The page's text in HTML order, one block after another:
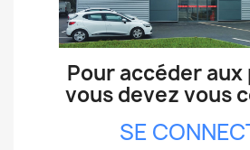
Pour accéder
vous devez vous
SE